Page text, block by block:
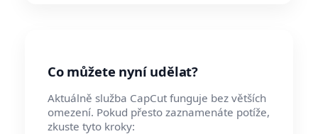
Co můžete nyní udělat?
Aktuálně služba CapCut funguje bez větších
omezení. Pokud přesto zaznamenáte potíže,
zkuste tyto kroky: